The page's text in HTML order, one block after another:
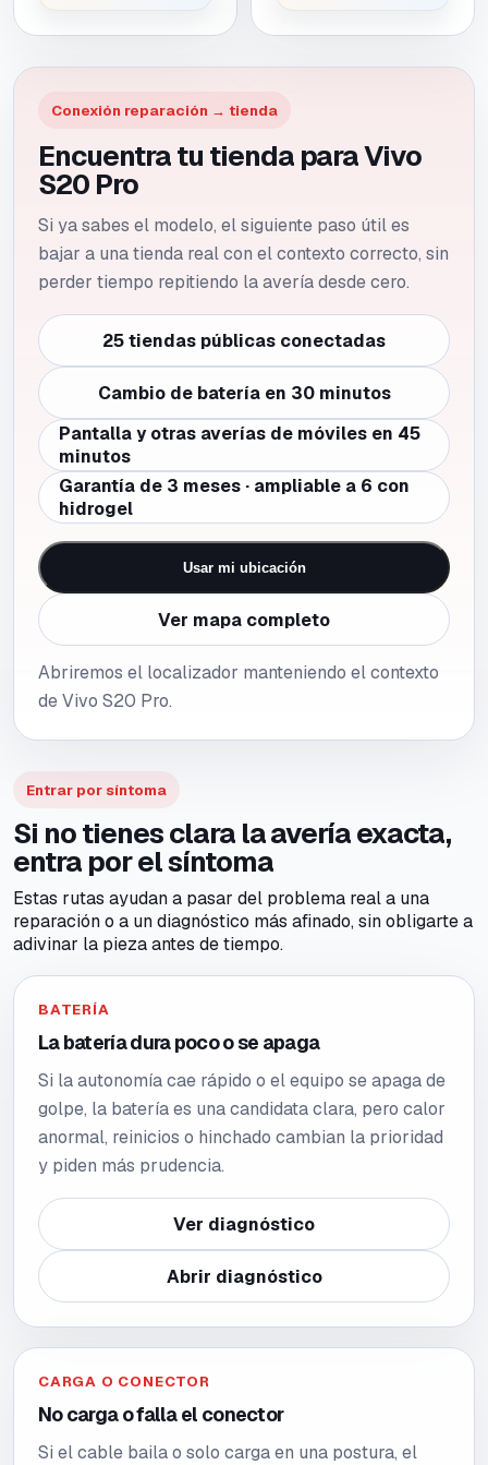
Conexión reparación → tienda
Encuentra tu tienda para Vivo
S20 Pro
Si ya sabes el modelo, el siguiente paso útil es
bajar a una tienda real con el contexto correcto, sin
perder tiempo repitiendo la avería desde cero.
25 tiendas públicas conectadas
Cambio de batería en 30 minutos
Pantalla y otras averías de móviles en 45
minutos
Garantía de 3 meses · ampliable a 6 con
hidrogel
Usar mi ubicación
Ver mapa completo
Abriremos el localizador manteniendo el contexto
de Vivo S20 Pro.
Entrar por síntoma
Si no tienes clara la avería exacta,
entra por el síntoma
Estas rutas ayudan a pasar del problema real a una
reparación o a un diagnóstico más afinado, sin obligarte a
adivinar la pieza antes de tiempo.
BATERÍA
La batería dura poco o se apaga
Si la autonomía cae rápido o el equipo se apaga de
golpe, la batería es una candidata clara, pero calor
anormal, reinicios o hinchado cambian la prioridad
y piden más prudencia.
Ver diagnóstico
Abrir diagnóstico
CARGA O CONECTOR
No carga o falla el conector
Si el cable baila o solo carga en una postura, el